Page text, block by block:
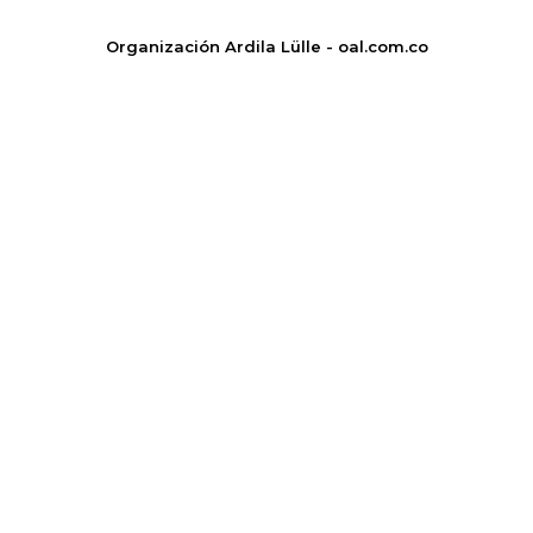
Organización Ardila Lülle - oal.com.co